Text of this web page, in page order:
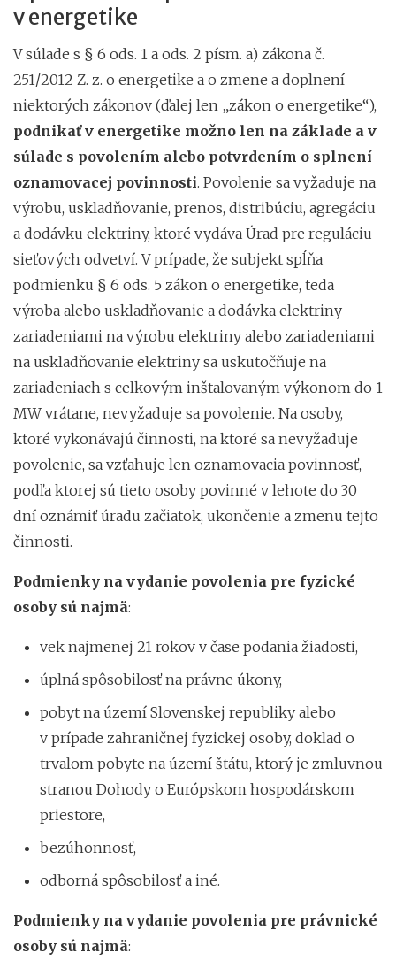
v energetike
V súlade s § 6 ods. 1 a ods. 2 písm. a) zákona č.
251/2012 Z. z. o energetike a o zmene a doplnení
niektorých zákonov (ďalej len „zákon o energetike“),
podnikať v energetike možno len na základe a v
súlade s povolením alebo potvrdením o splnení
oznamovacej povinnosti. Povolenie sa vyžaduje na
výrobu, uskladňovanie, prenos, distribúciu, agregáciu
a dodávku elektriny, ktoré vydáva Úrad pre reguláciu
sieťových odvetví. V prípade, že subjekt spĺňa
podmienku § 6 ods. 5 zákon o energetike, teda
výroba alebo uskladňovanie a dodávka elektriny
zariadeniami na výrobu elektriny alebo zariadeniami
na uskladňovanie elektriny sa uskutočňuje na
zariadeniach s celkovým inštalovaným výkonom do 1
MW vrátane, nevyžaduje sa povolenie. Na osoby,
ktoré vykonávajú činnosti, na ktoré sa nevyžaduje
povolenie, sa vzťahuje len oznamovacia povinnosť,
podľa ktorej sú tieto osoby povinné v lehote do 30
dní oznámiť úradu začiatok, ukončenie a zmenu tejto
činnosti.
Podmienky na vydanie povolenia pre fyzické
osoby sú najmä:
vek najmenej 21 rokov v čase podania žiadosti,
úplná spôsobilosť na právne úkony,
pobyt na území Slovenskej republiky alebo
v prípade zahraničnej fyzickej osoby, doklad o
trvalom pobyte na území štátu, ktorý je zmluvnou
stranou Dohody o Európskom hospodárskom
priestore,
bezúhonnosť,
odborná spôsobilosť a iné.
Podmienky na vydanie povolenia pre právnické
osoby sú najmä: